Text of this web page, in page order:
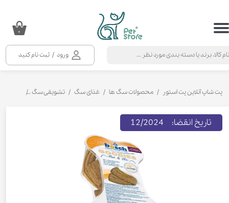
ورود / ثبت نام کنید
حساب کاربری من
خروج از حساب کاربری
۰
پت شاپ آنلاین پت استور محصولات سگ ها غذای سگ تشویقی سگ
تاریخ انقضا: 12/2024